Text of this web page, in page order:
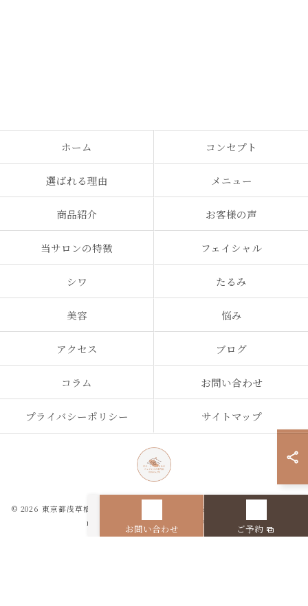
お問い合わせ ご予約
ホーム コンセプト
選ばれる理由 メニュー
商品紹介 お客様の声
当サロンの特徴 フェイシャル
シワ たるみ
美容 悩み
アクセス ブログ
コラム お問い合わせ
プライバシーポリシー サイトマップ
© 2026 東京都浅草橋のエステなら目の、シワとたるみのフェイシャル専門店
regalo ALL RIGHTS RESERVED.